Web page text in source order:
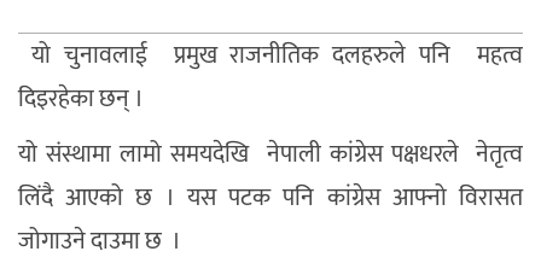
यो चुनावलाई प्रमुख राजनीतिक दलहरुले पनि महत्व
दिइरहेका छन् ।
यो संस्थामा लामो समयदेखि नेपाली कांग्रेस पक्षधरले नेतृत्व
लिंदै आएको छ । यस पटक पनि कांग्रेस आफ्नो विरासत
जोगाउने दाउमा छ ।